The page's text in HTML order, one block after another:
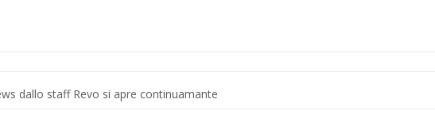
dallo staff Revo si apre continuamante